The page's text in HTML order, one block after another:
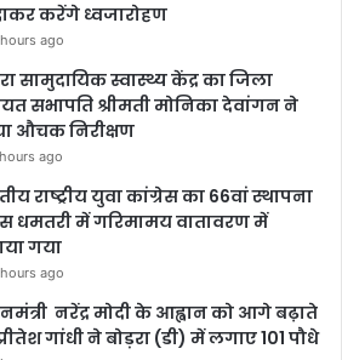
करेंगे ध्वजारोहण
ago
सामुदायिक स्वास्थ्य केंद्र का जिला
सभापति श्रीमती मोनिका देवांगन ने
औचक निरीक्षण
ago
राष्ट्रीय युवा कांग्रेस का 66वां स्थापना
धमतरी में गरिमामय वातावरण में
गया
ago
नरेंद्र मोदी के आह्वान को आगे बढ़ाते
गांधी ने बोड़रा (डी) में लगाए 101 पौधे